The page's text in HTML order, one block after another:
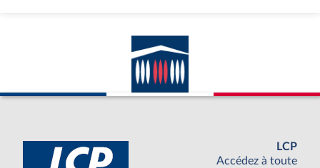
LCP
Accédez à toute